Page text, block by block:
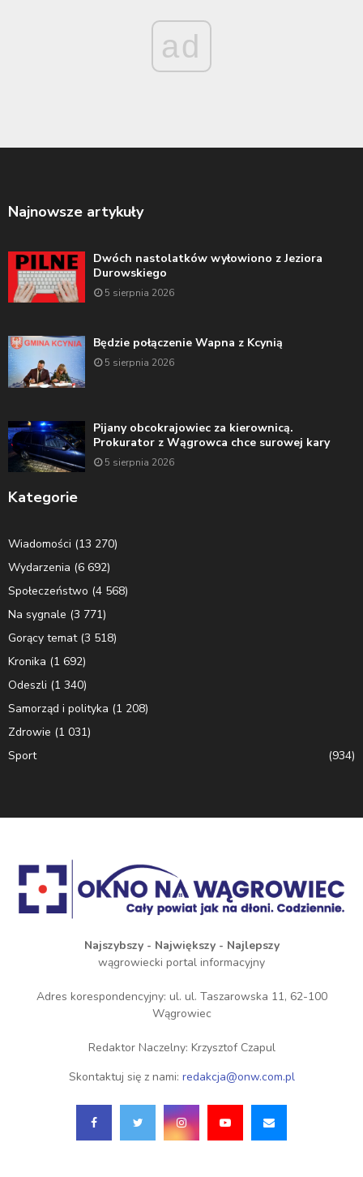
ad
Najnowsze artykuły
Dwóch nastolatków wyłowiono z Jeziora
Durowskiego
5 sierpnia 2026
Będzie połączenie Wapna z Kcynią
5 sierpnia 2026
Pijany obcokrajowiec za kierownicą.
Prokurator z Wągrowca chce surowej kary
5 sierpnia 2026
Kategorie
Wiadomości (13 270)
Wydarzenia (6 692)
Społeczeństwo (4 568)
Na sygnale (3 771)
Gorący temat(3 518)
Kronika (1 692)
Odeszli (1 340)
Samorząd i polityka (1 208)
Zdrowie (1 031)
Sport
(934)
Najszybszy - Największy - Najlepszy
wągrowiecki portal informacyjny
Adres korespondencyjny: ul. ul. Taszarowska 11, 62-100
Wągrowiec
Redaktor Naczelny: Krzysztof Czapul
Skontaktuj się z nami: redakcja@onw.com.pl